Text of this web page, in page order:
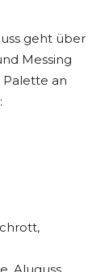
geht über
Messing
an